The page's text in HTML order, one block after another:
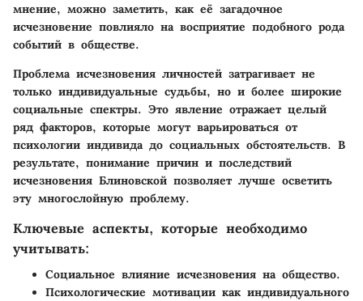
мнение, можно заметить, как её загадочное
исчезновение повлияло на восприятие подобного рода
событий в обществе.
Проблема исчезновения личностей затрагивает не
только индивидуальные судьбы, но и более широкие
социальные спектры. Это явление отражает целый
ряд факторов, которые могут варьироваться от
психологии индивида до социальных обстоятельств. В
результате, понимание причин и последствий
исчезновения Блиновской позволяет лучше осветить
эту многослойную проблему.
Ключевые аспекты, которые необходимо
учитывать:
Социальное влияние исчезновения на общество.
Психологические мотивации как индивидуального